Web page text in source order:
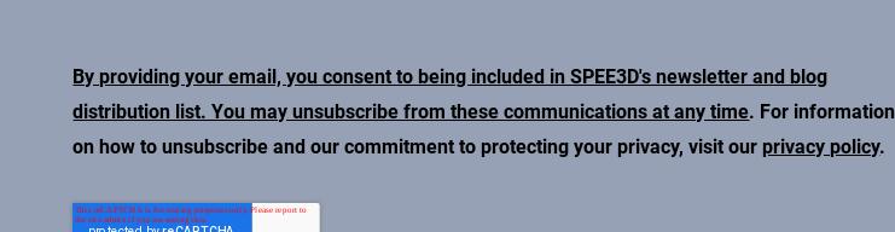
By providing your email, you consent to being included in SPEE3D's newsletter and blog
distribution list. You may unsubscribe from these communications at any time. For information
on how to unsubscribe and our commitment to protecting your privacy, visit our privacy policy.